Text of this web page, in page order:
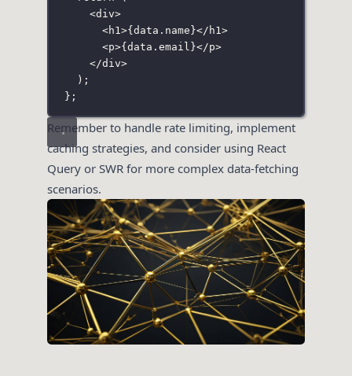
<div>
<h1 >{ data.name }</ h1 >
<p>{ data.email }</p>
</div>
);
};
Remember to handle rate limiting, implement
caching strategies, and consider using React
Query or SWR for more complex data-fetching
scenarios.